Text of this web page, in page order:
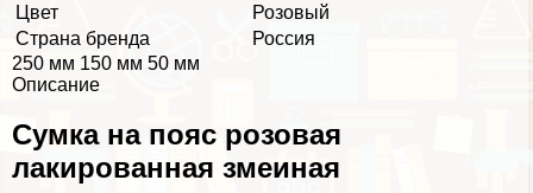
Цвет
Розовый
Страна бренда
Россия
250 мм 150 мм 50 мм
Описание
Сумка на пояс розовая
лакированная змеиная